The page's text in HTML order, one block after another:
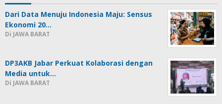
Dari Data Menuju Indonesia Maju: Sensus
Ekonomi 20…
Di JAWA BARAT
DP3AKB Jabar Perkuat Kolaborasi dengan
Media untuk…
Di JAWA BARAT